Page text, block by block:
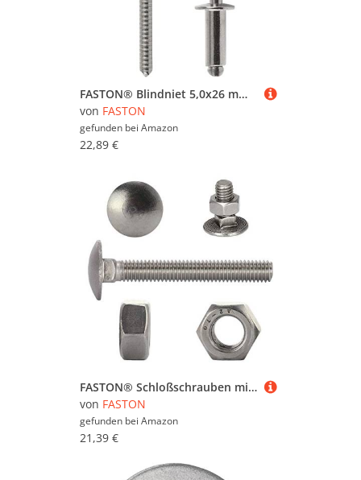
FASTON® Blindniet 5,0x26 mm mit Flachkopf Edelstahl A2 V2A (50 Stück) DIN 7337 Nieten Niet Popnieten Flachkopfnieten Rostfrei Blindniete Dichtblindniet
von FASTON
gefunden bei Amazon
22,89 €
FASTON® Schloßschrauben mit Sechskantmuttern M8x60 Vollgewinde (20 Stück) Edelstahl A2 (V2A) Schlossschrauben Flachrundkopf Muttern DIN 603 / DIN 934
von FASTON
gefunden bei Amazon
21,39 €